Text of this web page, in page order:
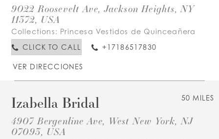
9022 Roosevelt Ave, Jackson Heights, NY
11372, USA
Collections: Princesa Vestidos de Quinceañera
CLICK TO CALL
+17186517830
VER DIRECCIONES
50 MILES
Izabella Bridal
4907 Bergenline Ave, West New York, NJ
07093, USA